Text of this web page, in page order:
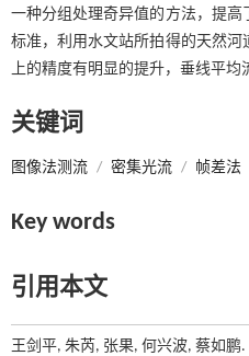
一种分组处理奇异值的方法，提
标准，利用水文站所拍得的天然
上的精度有明显的提升，垂线平均
关键词
图像法测流 / 密集光流 / 帧差法
Key words
引用本文
王剑平, 朱芮, 张果, 何兴波, 蔡如